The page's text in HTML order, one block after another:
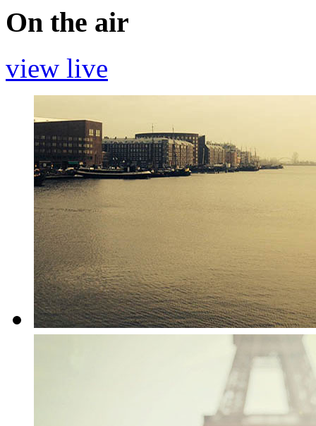
On the air
view live